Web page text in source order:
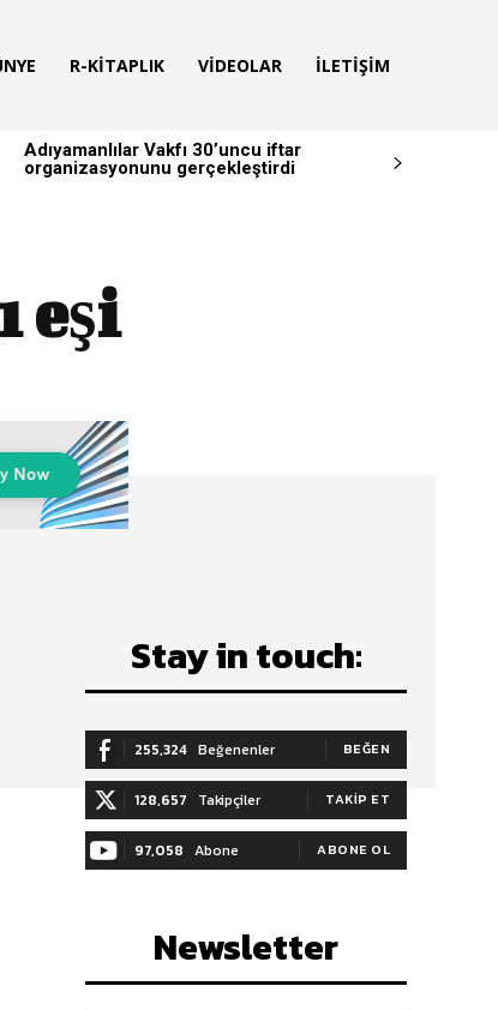
R-KITAPLIK VIDEOLAR İLETIŞIM
Adıyamanlılar Vakfı 30’uncu iftar
organizasyonunu gerçekleştirdi
eşi
Stay in touch:
255,324 Beğenenler BEĞEN
128,657 Takipçiler TAKIP ET
97,058 Abone ABONE OL
Newsletter